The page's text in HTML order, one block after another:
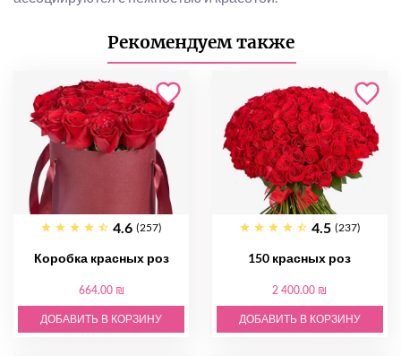
Рекомендуем также
4.6 (257)
Коробка красных роз
664.00 ₪
ДОБАВИТЬ В КОРЗИНУ
4.5 (237)
150 красных роз
2 400.00 ₪
ДОБАВИТЬ В КОРЗИНУ